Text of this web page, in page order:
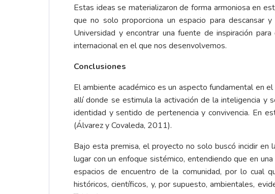
Estas ideas se materializaron de forma armoniosa en
que no solo proporciona un espacio para
Universidad y encontrar una fuente de inspiración
internacional en el que nos desenvolvemos.
Conclusiones
El ambiente académico es un aspecto fundamental en
allí donde se estimula la activación de la inteligencia y
identidad y sentido de pertenencia y convivencia. En
(Álvarez y Covaleda, 2011).
Bajo esta premisa, el proyecto no solo buscó incidir
lugar con un enfoque sistémico, entendiendo que en
espacios de encuentro de la comunidad, por lo cual
históricos, científicos, y, por supuesto, ambientales,